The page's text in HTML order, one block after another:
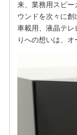
来、業務用スピー
ウンドを次々に創
車載用、液晶テレ
りへの想いは、オ